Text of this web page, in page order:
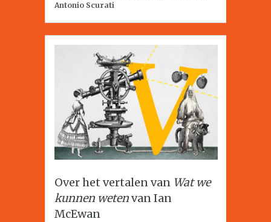
Antonio Scurati
Over het vertalen van Wat we
kunnen wetenvan Ian
McEwan